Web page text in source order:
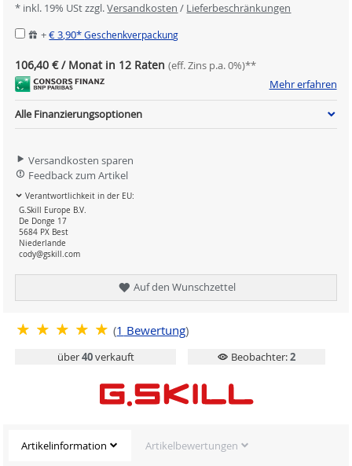
* inkl. 19% USt zzgl.Versandkosten / Lieferbeschränkungen
+€ 3,90*Geschenkverpackung
106,40 € / Monat in 12 Raten (eff. Zins p.a. 0%)**
Mehr erfahren
Alle Finanzierungsoptionen
Versandkosten sparen
Feedback zum Artikel
Verantwortlichkeit in der EU:
G.Skill Europe B.V.
De Donge 17
5684 PX Best
Niederlande
cody@gskill.com
Auf den Wunschzettel
(1 Bewertung)
über40verkauft Beobachter:2
Artikelinformation Artikelbewertungen